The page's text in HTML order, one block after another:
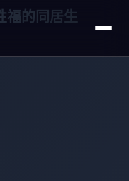
福的同居生